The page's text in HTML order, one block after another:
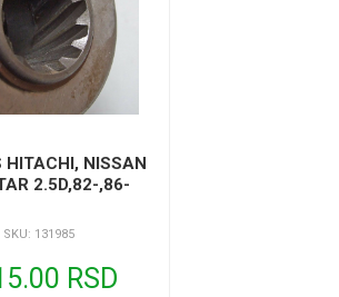
HITACHI, NISSAN
2.5D,82-,86-
SKU: 131985
RSD